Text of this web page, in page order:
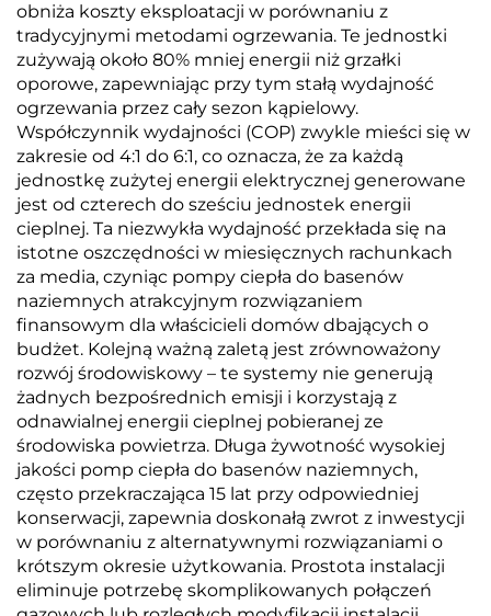
obniża koszty eksploatacji w porównaniu z
tradycyjnymi metodami ogrzewania. Te jednostki
zużywają około 80% mniej energii niż grzałki
oporowe, zapewniając przy tym stałą wydajność
ogrzewania przez cały sezon kąpielowy.
Współczynnik wydajności (COP) zwykle mieści się w
zakresie od 4:1 do 6:1, co oznacza, że za każdą
jednostkę zużytej energii elektrycznej generowane
jest od czterech do sześciu jednostek energii
cieplnej. Ta niezwykła wydajność przekłada się na
istotne oszczędności w miesięcznych rachunkach
za media, czyniąc pompy ciepła do basenów
naziemnych atrakcyjnym rozwiązaniem
finansowym dla właścicieli domów dbających o
budżet. Kolejną ważną zaletą jest zrównoważony
rozwój środowiskowy – te systemy nie generują
żadnych bezpośrednich emisji i korzystają z
odnawialnej energii cieplnej pobieranej ze
środowiska powietrza. Długa żywotność wysokiej
jakości pomp ciepła do basenów naziemnych,
często przekraczająca 15 lat przy odpowiedniej
konserwacji, zapewnia doskonałą zwrot z inwestycji
w porównaniu z alternatywnymi rozwiązaniami o
krótszym okresie użytkowania. Prostota instalacji
eliminuje potrzebę skomplikowanych połączeń